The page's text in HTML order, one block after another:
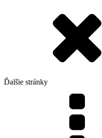
Ďalšie stránky